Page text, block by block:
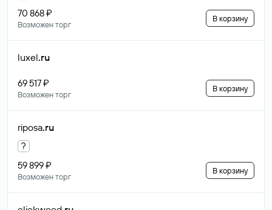
70 868 ₽
Возможен торг
В корзину
luxel.ru
69 517 ₽
Возможен торг
В корзину
riposa.ru
?
59 899 ₽
Возможен торг
В корзину